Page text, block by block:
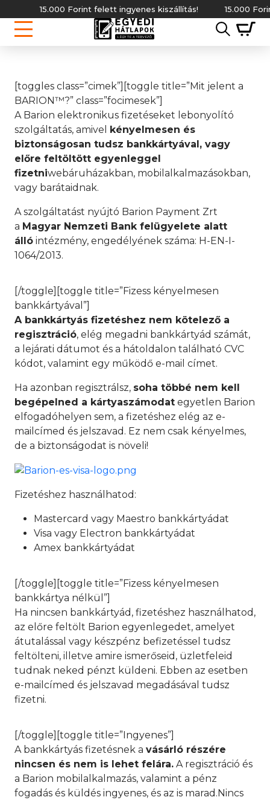
15.000 Forint felett ingyenes kiszállítás! 15.000
[toggles class=”cimek”][toggle title=”Mit jelent a
BARION™?” class=”focimesek”]
A Barion elektronikus fizetéseket lebonyolító
szolgáltatás, amivel
kényelmesen és
biztonságosan tudsz bankkártyával, vagy
előre feltöltött egyenleggel
fizetniwebáruházakban, mobilalkalmazásokban,
vagy barátaidnak.
A szolgáltatást nyújtó Barion Payment Zrt
a Magyar Nemzeti Bank felügyelete alatt
álló intézmény, engedélyének száma: H-EN-I-
1064/2013.
[/toggle][toggle title=”Fizess kényelmesen
bankkártyával”]
A bankkártyás fizetéshez nem kötelező a
regisztráció, elég megadni bankkártyád számát,
a lejárati dátumot és a hátoldalon található CVC
kódot, valamint egy működő e-mail címet.
Ha azonban regisztrálsz, soha többé nem kell
begépelned a kártyaszámodat egyetlen Barion
elfogadóhelyen sem, a fizetéshez elég az e-
mailcímed és jelszavad. Ez nem csak kényelmes,
de a biztonságodat is növeli!
Fizetéshez használhatod:
Mastercard vagy Maestro bankkártyádat
Visa vagy Electron bankkártyádat
Amex bankkártyádat
[/toggle][toggle title=”Fizess kényelmesen
bankkártya nélkül”]
Ha nincsen bankkártyád, fizetéshez használhatod,
az előre feltölt Barion egyenlegedet, amelyet
átutalással vagy készpénz befizetéssel tudsz
feltölteni, illetve amire ismerőseid, üzletfeleid
tudnak neked pénzt küldeni. Ebben az esetben
e-mailcímed és jelszavad megadásával tudsz
fizetni.
[/toggle][toggle title=”Ingyenes”]
A bankkártyás fizetésnek a vásárló részére
nincsen és nem is lehet felára. A regisztráció és
a Barion mobilalkalmazás, valamint a pénz
fogadás és küldés ingyenes, és az is marad.Nincs